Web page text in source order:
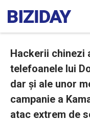
Hackerii chinezi
telefoanele lui
dar și ale unor
campanie a
atac extrem de